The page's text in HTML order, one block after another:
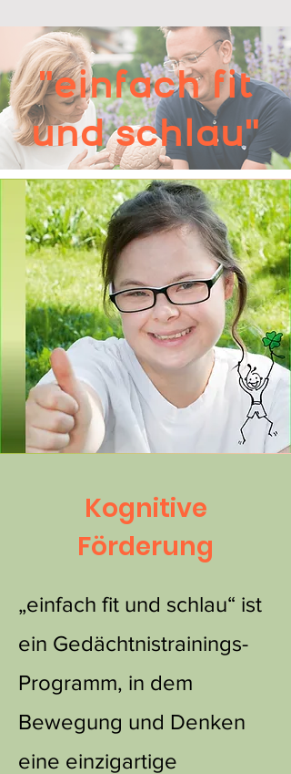
"einfach fit
und schlau"
Kognitive
Förderung
„einfach fit und schlau“ ist
ein Gedächtnistrainings-
Programm, in dem
Bewegung und Denken
eine einzigartige